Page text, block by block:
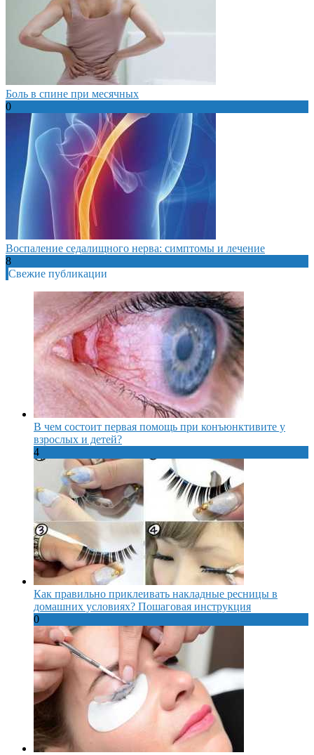
Боль в спине при месячных
0
Воспаление седалищного нерва: симптомы и лечение
8
Свежие публикации
В чем состоит первая помощь при конъюнктивите у
взрослых и детей?
4
Как правильно приклеивать накладные ресницы в
домашних условиях? Пошаговая инструкция
0